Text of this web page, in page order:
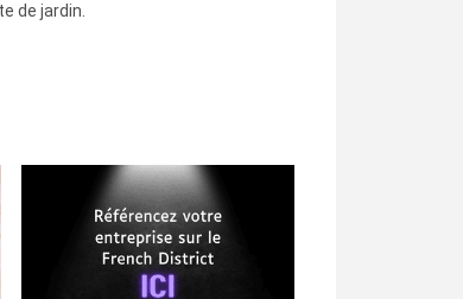
de jardin.